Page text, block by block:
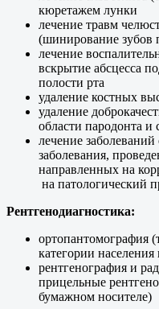
кюретажем лунки
лечение травм
(шинирование зубов
лечение
вскрытие абсцесса
полости рта
удаление костных
удаление
области пародонта и
лечение
заболевания,
направленных на
на патологический
Рентгенодиагностика:
ортопантомография
категории
рентгенография и
прицельные
бумажном носителе)